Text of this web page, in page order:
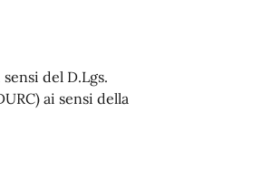
del D.Lgs.
ai sensi della